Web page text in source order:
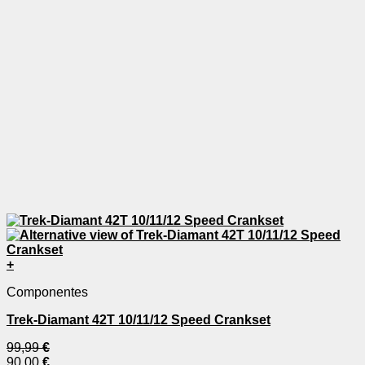
+
producto
múltiples
Las
Componentes
Trek-Diamant 42T 10/11/12 Speed Crankset
99,99€
90,00 €